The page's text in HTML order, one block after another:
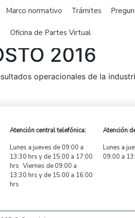
Marco normativo Trámites
Oficina de Partes Virtual
2016
operacionales de la
Atención central telefónica:
Lunes a jueves de 09:00 a
13:30 hrs y de 15:00 a 17:00
hrs Viernes de 09:00 a
13:30 hrs y de 15:00 a 16:00
hrs
Atención
Lunes a
09:00 a